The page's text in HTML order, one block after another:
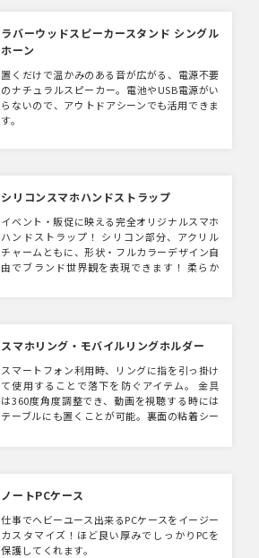
ラバーウッドスピーカースタンド シングル
ホーン
置くだけで温かみのある音が広がる、電源不要
のナチュラルスピーカー。電池やUSB電源がい
らないので、アウトドアシーンでも活用できま
す。
シリコンスマホハンドストラップ
イベント・販促に映える完全オリジナルスマホ
ハンドストラップ！ シリコン部分、アクリル
チャームともに、形状・フルカラーデザイン自
由でブランド世界観を表現できます！ 柔らか
スマホリング・モバイルリングホルダー
スマートフォン利用時、リングに指を引っ掛け
て使用することで落下を防ぐアイテム。 金具
は360度角度調整でき、動画を視聴する時には
テーブルにも置くことが可能。裏面の粘着シー
ノートPCケース
仕事でヘビーユース出来るPCケースをイージー
カスタマイズ！ほど良い厚みでしっかりPCを
保護してくれます。